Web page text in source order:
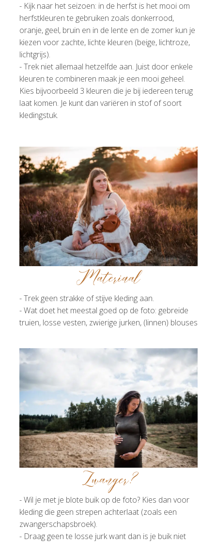
- Kijk naar het seizoen: in de herfst is het mooi om
herfstkleuren te gebruiken zoals donkerrood,
oranje, geel, bruin en in de lente en de zomer kun je
kiezen voor zachte, lichte kleuren (beige, lichtroze,
lichtgrijs).
- Trek niet allemaal hetzelfde aan. Juist door enkele
kleuren te combineren maak je een mooi geheel.
Kies bijvoorbeeld 3 kleuren die je bij iedereen terug
laat komen. Je kunt dan variëren in stof of soort
kledingstuk.
Materiaal
- Trek geen strakke of stijve kleding aan.
- Wat doet het meestal goed op de foto: gebreide
truien, losse vesten, zwierige jurken, (linnen) blouses
Zwanger?
- Wil je met je blote buik op de foto? Kies dan voor
kleding die geen strepen achterlaat (zoals een
zwangerschapsbroek).
- Draag geen te losse jurk want dan is je buik niet